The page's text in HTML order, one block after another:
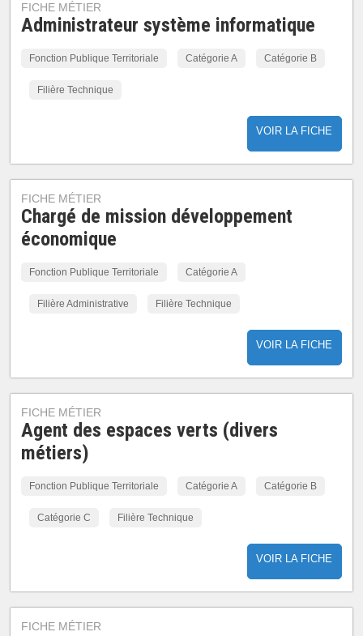
FICHE MÉTIER
Administrateur système informatique
Fonction Publique Territoriale Catégorie A Catégorie B
Filière Technique
VOIR LA FICHE
FICHE MÉTIER
Chargé de mission développement
économique
Fonction Publique Territoriale Catégorie A
Filière Administrative Filière Technique
VOIR LA FICHE
FICHE MÉTIER
Agent des espaces verts (divers
métiers)
Fonction Publique Territoriale Catégorie A Catégorie B
Catégorie C Filière Technique
VOIR LA FICHE
FICHE MÉTIER